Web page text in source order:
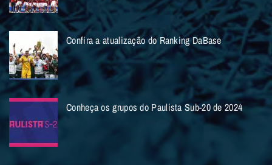
Confira a atualização do Ranking DaBase
Conheça os grupos do Paulista Sub-20 de 2024